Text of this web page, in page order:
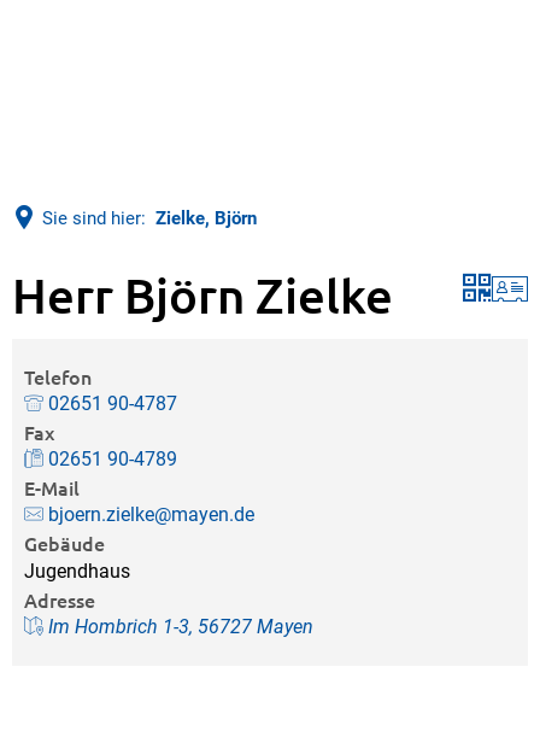
Sie sind hier: Zielke, Björn
Herr Björn Zielke
Telefon
02651 90-4787
Fax
02651 90-4789
E-Mail
bjoern.zielke@mayen.de
Gebäude
Jugendhaus
Adresse
Im Hombrich 1-3, 56727 Mayen